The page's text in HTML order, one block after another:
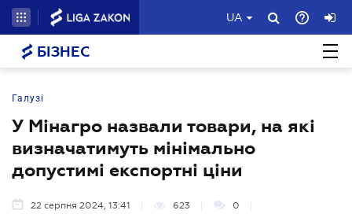
UA
БІЗНЕС
Галузі
У Мінагро назвали товари, на які
визначатимуть мінімально
допустимі експортні ціни
22 серпня 2024, 13:41 623 0